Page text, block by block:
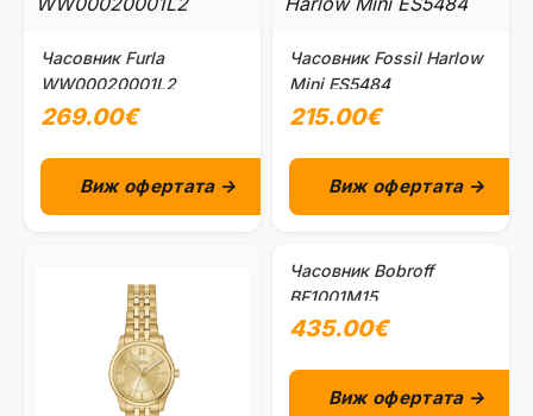
Часовник Furla
WW00020001L2
269.00€
Виж офертата →
Часовник Fossil Harlow
Mini ES5484
215.00€
Виж офертата →
Часовник Bobroff
BF1001M15
435.00€
Виж офертата →